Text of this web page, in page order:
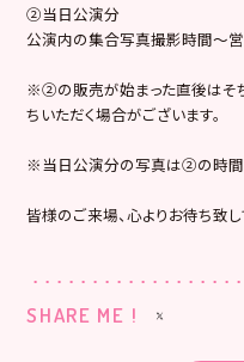
②当日公演分
公演内の集合写真撮影時間～
※②の販売が始まった直後はそ
ちいただく場合がございます。
※当日公演分の写真は②の時間
皆様のご来場、心よりお待ち致し
SHARE ME !